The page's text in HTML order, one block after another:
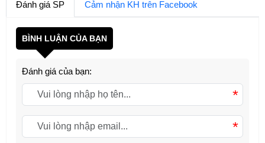
Đánh giá SP Cảm nhận KH trên Facebook
BÌNH LUẬN CỦA BẠN
Đánh giá của bạn:
*
*